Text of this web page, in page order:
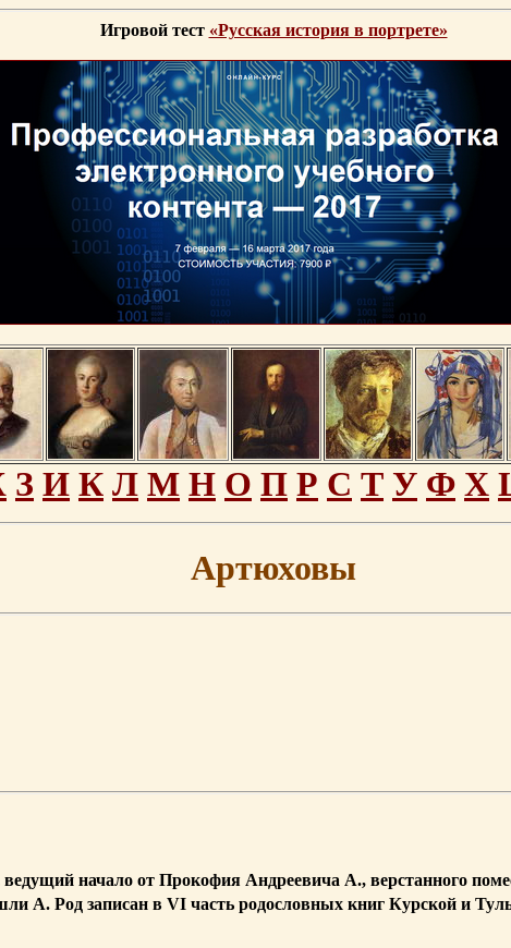
Игровой тест «Русская история в портрете»
З И К Л М Н О П Р С Т У Ф Х
Артюховы
начало от Прокофия Андреевича А., верстанного
А. Род записан в VI часть родословных книг Курской и